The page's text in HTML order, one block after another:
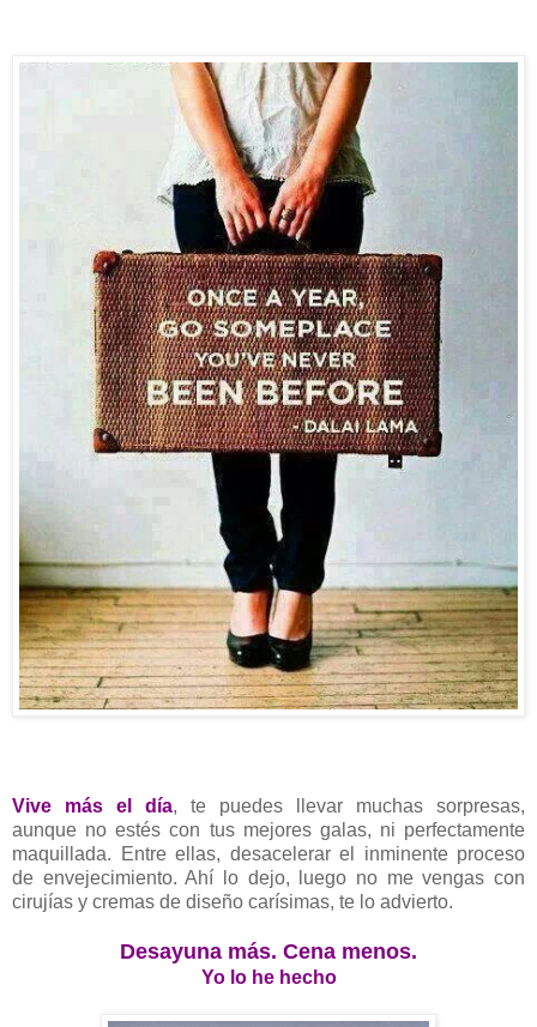
Vive más el día, te puedes llevar muchas sorpresas,
aunque no estés con tus mejores galas, ni perfectamente
maquillada. Entre ellas, desacelerar el inminente proceso
de envejecimiento. Ahí lo dejo, luego no me vengas con
cirujías y cremas de diseño carísimas, te lo advierto.
Desayuna más. Cena menos.
Yo lo he hecho